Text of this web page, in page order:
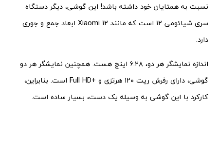
نسبت به همتایان خود داشته باشد! این گوشی، دیگر دستگاه
سری شیائومی ۱۲ است که مانند Xiaomi 12 ابعاد جمع و جوری
دارد.
اندازه نمایشگر هر دو، ۶.۲۸ اینچ هست. همچنین نمایشگر هر دو
گوشی، دارای رفرش ریت ۱۲۰ هرتزی و +Full HD است. بنابراین،
کارکرد با این گوشی به وسیله یک دست، بسیار ساده است.